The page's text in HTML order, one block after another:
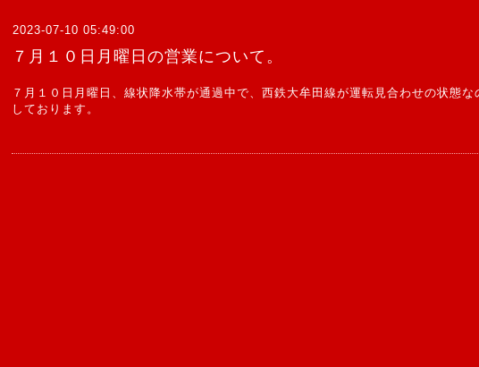
2023-07-10 05:49:00
７月１０日月曜日の営業について。
７月１０日月曜日、線状降水帯が通過中で、西鉄大牟田線が運転見合わせの状態
しております。